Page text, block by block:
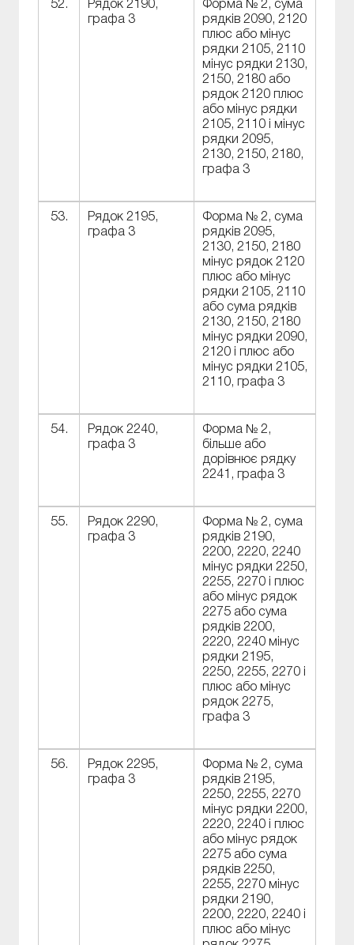
52.
Рядок 2190,
графа 3
Форма № 2, сума
рядків 2090, 2120
плюс або мінус
рядки 2105, 2110
мінус рядки 2130,
2150, 2180 або
рядок 2120 плюс
або мінус рядки
2105, 2110 і мінус
рядки 2095,
2130, 2150, 2180,
графа 3
53.
Рядок 2195,
графа 3
Форма № 2, сума
рядків 2095,
2130, 2150, 2180
мінус рядок 2120
плюс або мінус
рядки 2105, 2110
або сума рядків
2130, 2150, 2180
мінус рядки 2090,
2120 і плюс або
мінус рядки 2105,
2110, графа 3
54.
Рядок 2240,
графа 3
Форма № 2,
більше або
дорівнює рядку
2241, графа 3
55.
Рядок 2290,
графа 3
Форма № 2, сума
рядків 2190,
2200, 2220, 2240
мінус рядки 2250,
2255, 2270 і плюс
або мінус рядок
2275 або сума
рядків 2200,
2220, 2240 мінус
рядки 2195,
2250, 2255, 2270 і
плюс або мінус
рядок 2275,
графа 3
56.
Рядок 2295,
графа 3
Форма № 2, сума
рядків 2195,
2250, 2255, 2270
мінус рядки 2200,
2220, 2240 і плюс
або мінус рядок
2275 або сума
рядків 2250,
2255, 2270 мінус
рядки 2190,
2200, 2220, 2240 і
плюс або мінус